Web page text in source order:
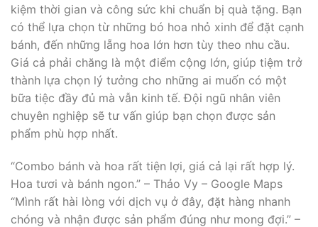
kiệm thời gian và công sức khi chuẩn bị quà tặng. Bạn
có thể lựa chọn từ những bó hoa nhỏ xinh để đặt cạnh
bánh, đến những lẵng hoa lớn hơn tùy theo nhu cầu.
Giá cả phải chăng là một điểm cộng lớn, giúp tiệm trở
thành lựa chọn lý tưởng cho những ai muốn có một
bữa tiệc đầy đủ mà vẫn kinh tế. Đội ngũ nhân viên
chuyên nghiệp sẽ tư vấn giúp bạn chọn được sản
phẩm phù hợp nhất.
“Combo bánh và hoa rất tiện lợi, giá cả lại rất hợp lý.
Hoa tươi và bánh ngon.” – Thảo Vy – Google Maps
“Mình rất hài lòng với dịch vụ ở đây, đặt hàng nhanh
chóng và nhận được sản phẩm đúng như mong đợi.” –